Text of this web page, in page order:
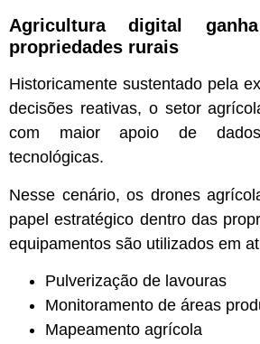
Agricultura digital
propriedades rurais
Historicamente sustentado pela
decisões reativas, o setor
com maior apoio de
tecnológicas.
Nesse cenário, os drones
papel estratégico dentro das
equipamentos são utilizados em
Pulverização de lavouras
Monitoramento de áreas
Mapeamento agrícola